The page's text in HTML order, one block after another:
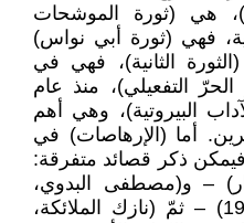
هي (ثورة الموشحات
فهي (ثورة أبي نواس)
الثانية)، فهي في
التفعيلي)، منذ عام
البيروتية)، وهي أهم
أما (الإرهاصات) في
ذكر قصائد متفرقة:
– و(مصطفى البدوي،
1942) – و(فؤاد الخشن، 1946) – ثمّ (نازك الملائكة،